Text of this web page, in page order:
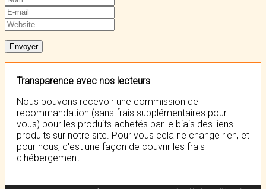
Transparence avec nos lecteurs
Nous pouvons recevoir une commission de
recommandation (sans frais supplémentaires pour
vous) pour les produits achetés par le biais des liens
produits sur notre site. Pour vous cela ne change rien, et
pour nous, c'est une façon de couvrir les frais
d'hébergement.